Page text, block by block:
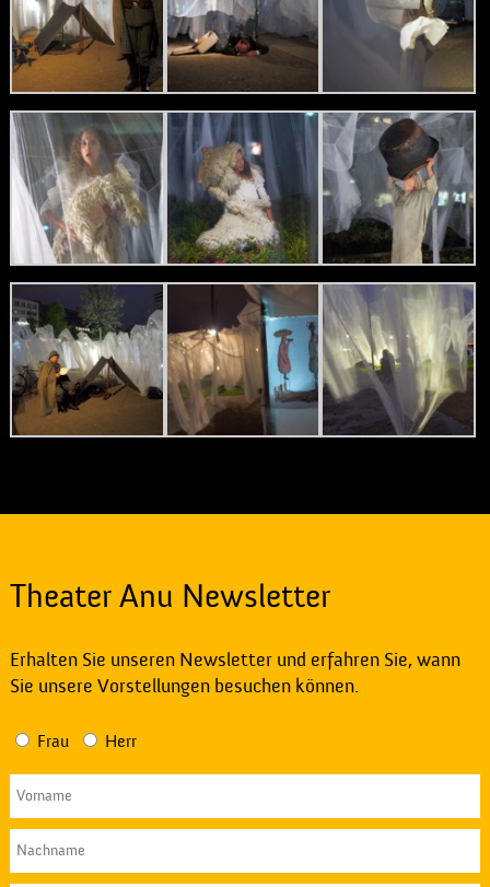
Theater Anu Newsletter
Erhalten Sie unseren Newsletter und erfahren Sie, wann
Sie unsere Vorstellungen besuchen können.
Frau Herr